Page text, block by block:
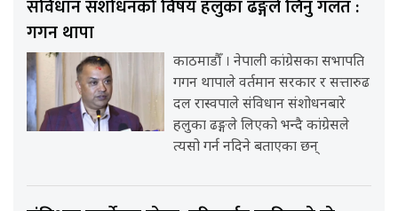
संविधान संशोधनको विषय हलुका ढङ्गले लिनु गलत :
गगन थापा
काठमाडौँ । नेपाली कांग्रेसका सभापति
गगन थापाले वर्तमान सरकार र सत्तारुढ
दल रास्वपाले संविधान संशोधनबारे
हलुका ढङ्गले लिएको भन्दै कांग्रेसले
त्यसो गर्न नदिने बताएका छन्